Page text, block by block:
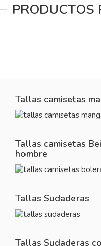
PRODUCTOS
Tallas camisetas
Tallas camisetas
hombre
Tallas Sudaderas
Tallas Sudaderas